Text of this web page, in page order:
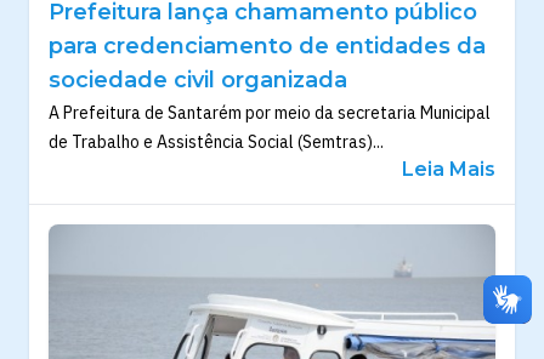
Prefeitura lança chamamento público
para credenciamento de entidades da
sociedade civil organizada
A Prefeitura de Santarém por meio da secretaria Municipal
de Trabalho e Assistência Social (Semtras)...
Leia Mais